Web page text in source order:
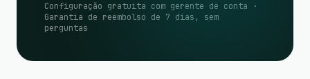
Configuração gratuita com gerente de conta ·
Garantia de reembolso de 7 dias, sem
perguntas